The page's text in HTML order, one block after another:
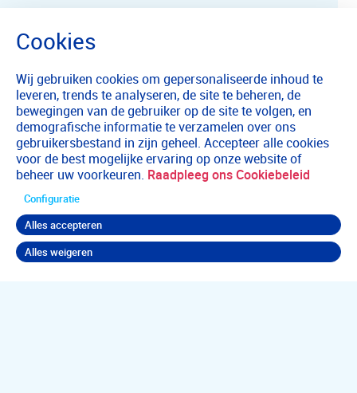
Wij gebruiken cookies om gepersonaliseerde inhoud te
leveren, trends te analyseren, de site te beheren, de
bewegingen van de gebruiker op de site te volgen, en
demografische informatie te verzamelen over ons
gebruikersbestand in zijn geheel. Accepteer alle cookies
voor de best mogelijke ervaring op onze website of
beheer uw voorkeuren. Raadpleeg ons Cookiebeleid
Configuratie
Alles accepteren
Alles weigeren